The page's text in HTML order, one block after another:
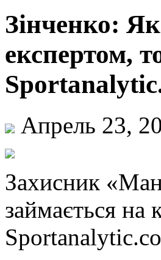
Зінченко:
експертом,
Апрель 23,
Зaxисник «Мaн
займається на